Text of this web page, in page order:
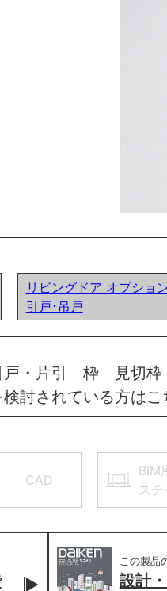
リビングドア オプショ
引戸･吊戸
・片引 枠 見切
討されている方はこ
CAD
BIM
ス
この製品
設計